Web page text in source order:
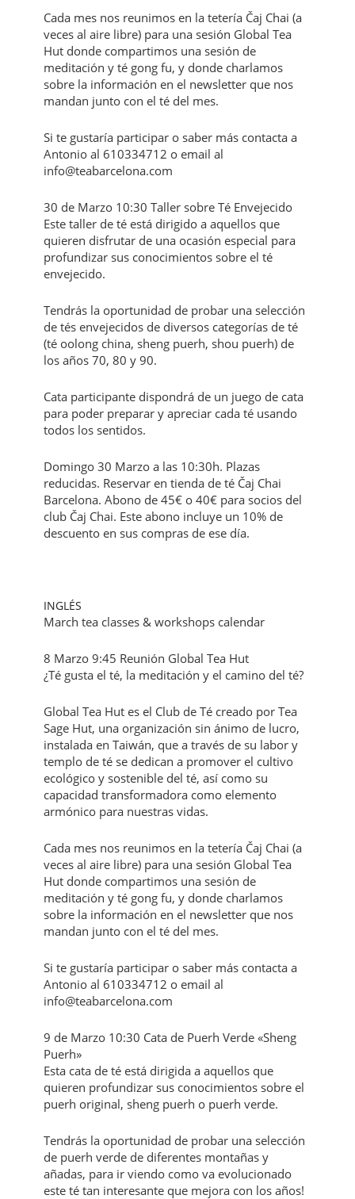
Cada mes nos reunimos en la tetería Čaj Chai (a
veces al aire libre) para una sesión Global Tea
Hut donde compartimos una sesión de
meditación y té gong fu, y donde charlamos
sobre la información en el newsletter que nos
mandan junto con el té del mes.
Si te gustaría participar o saber más contacta a
Antonio al 610334712 o email al
info@teabarcelona.com
30 de Marzo 10:30 Taller sobre Té Envejecido
Este taller de té está dirigido a aquellos que
quieren disfrutar de una ocasión especial para
profundizar sus conocimientos sobre el té
envejecido.
Tendrás la oportunidad de probar una selección
de tés envejecidos de diversos categorías de té
(té oolong china, sheng puerh, shou puerh) de
los años 70, 80 y 90.
Cata participante dispondrá de un juego de cata
para poder preparar y apreciar cada té usando
todos los sentidos.
Domingo 30 Marzo a las 10:30h. Plazas
reducidas. Reservar en tienda de té Čaj Chai
Barcelona. Abono de 45€ o 40€ para socios del
club Čaj Chai. Este abono incluye un 10% de
descuento en sus compras de ese día.
INGLÉS
March tea classes & workshops calendar
8 Marzo 9:45 Reunión Global Tea Hut
¿Té gusta el té, la meditación y el camino del té?
Global Tea Hut es el Club de Té creado por Tea
Sage Hut, una organización sin ánimo de lucro,
instalada en Taiwán, que a través de su labor y
templo de té se dedican a promover el cultivo
ecológico y sostenible del té, así como su
capacidad transformadora como elemento
armónico para nuestras vidas.
Cada mes nos reunimos en la tetería Čaj Chai (a
veces al aire libre) para una sesión Global Tea
Hut donde compartimos una sesión de
meditación y té gong fu, y donde charlamos
sobre la información en el newsletter que nos
mandan junto con el té del mes.
Si te gustaría participar o saber más contacta a
Antonio al 610334712 o email al
info@teabarcelona.com
9 de Marzo 10:30 Cata de Puerh Verde «Sheng
Puerh»
Esta cata de té está dirigida a aquellos que
quieren profundizar sus conocimientos sobre el
puerh original, sheng puerh o puerh verde.
Tendrás la oportunidad de probar una selección
de puerh verde de diferentes montañas y
añadas, para ir viendo como va evolucionado
este té tan interesante que mejora con los años!